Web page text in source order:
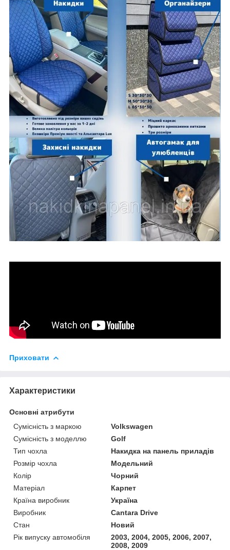
Приховати
Характеристики
Основні атрибути
Сумісність з маркою
Volkswagen
Сумісність з моделлю
Golf
Тип чохла
Накидка на панель приладів
Розмір чохла
Модельний
Колір
Чорний
Матеріал
Карпет
Країна виробник
Україна
Виробник
Cantara Drive
Стан
Новий
Рік випуску автомобіля
2003, 2004, 2005, 2006, 2007,
2008, 2009